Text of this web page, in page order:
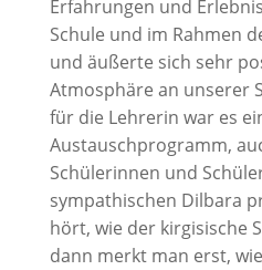
Erfahrungen und
Schule und im Rahmen
und äußerte sich sehr
Atmosphäre an unserer
für die Lehrerin war es
Austauschprogramm,
Schülerinnen und
sympathischen Dilbara
hört, wie der kirgisische
dann merkt man erst,